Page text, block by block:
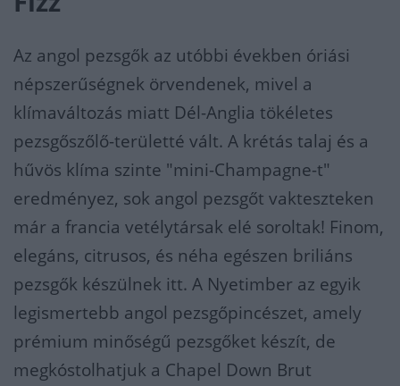
Az angol pezsgők az utóbbi években óriási
népszerűségnek örvendenek, mivel a
klímaváltozás miatt Dél-Anglia tökéletes
pezsgőszőlő-területté vált. A krétás talaj és a
hűvös klíma szinte "mini-Champagne-t"
eredményez, sok angol pezsgőt vakteszteken
már a francia vetélytársak elé soroltak! Finom,
elegáns, citrusos, és néha egészen briliáns
pezsgők készülnek itt. A Nyetimber az egyik
legismertebb angol pezsgőpincészet, amely
prémium minőségű pezsgőket készít, de
megkóstolhatjuk a Chapel Down Brut